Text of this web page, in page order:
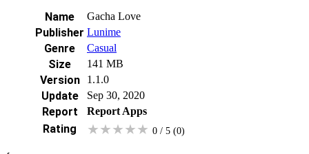
Name Gacha Love
Publisher Lunime
Genre Casual
Size 141 MB
Version 1.1.0
Update Sep 30, 2020
Report Report Apps
Rating ★★★★★ 0 / 5 (0)